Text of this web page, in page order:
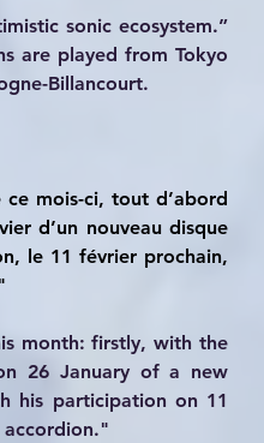
sonic ecosystem.”
are played from Tokyo
Billancourt.
mois-ci, tout d’abord
d’un nouveau disque
le 11 février prochain,
month: firstly, with the
26 January of a new
his participation on 11
accordion."